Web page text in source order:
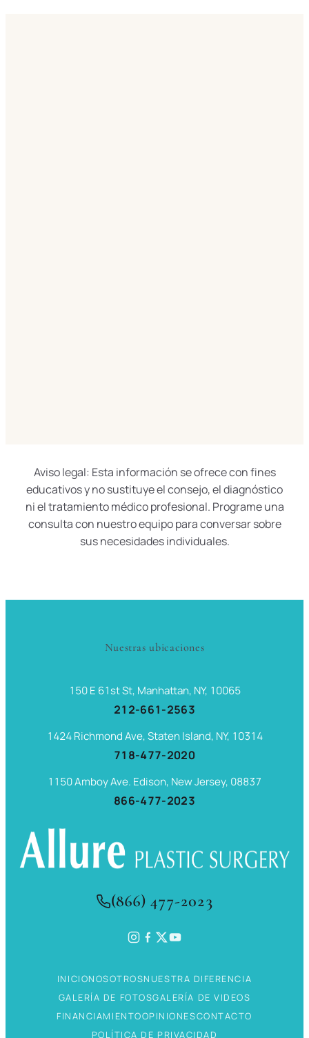
Aviso legal: Esta información se ofrece con fines
educativos y no sustituye el consejo, el diagnóstico
ni el tratamiento médico profesional. Programe una
consulta con nuestro equipo para conversar sobre
sus necesidades individuales.
Nuestras ubicaciones
150 E 61st St, Manhattan, NY, 10065
212-661-2563
1424 Richmond Ave, Staten Island, NY, 10314
718-477-2020
1150 Amboy Ave. Edison, New Jersey, 08837
866-477-2023
(866) 477-2023
INICIONOSOTROSNUESTRA DIFERENCIA
GALERÍA DE FOTOSGALERÍA DE VIDEOS
FINANCIAMIENTOOPINIONESCONTACTO
POLÍTICA DE PRIVACIDAD